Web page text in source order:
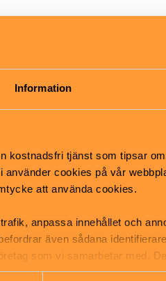
Information
kostnadsfri tjänst som tipsar
cookies på vår
att använda cookies.
anpassa innehållet och
även sådana
som vi samarbetar med.
eller som de har
annat ett torn i trä
för mer självständiga
finns flera
ser ut som en drake. Det
med utsikt
längs